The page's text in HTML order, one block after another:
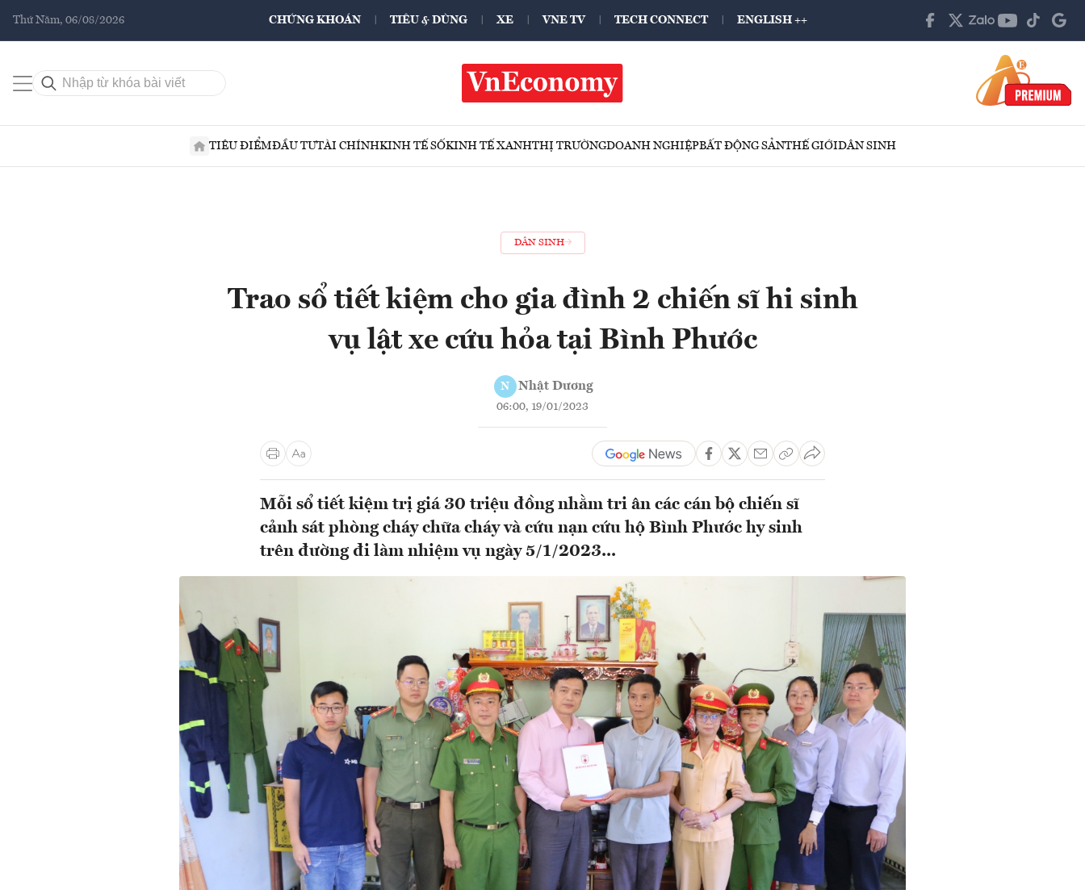
Thứ Năm, 06/08/2026 CHỨNG KHOÁN TIÊU & DÙNG XE VNE TV TECH CONNECT ENGLISH ++
TIÊU ĐIỂMĐẦU TƯTÀI CHÍNHKINH TẾ SỐKINH TẾ XANHTHỊ TRƯỜNGDOANH NGHIỆPBẤT ĐỘNG SẢNTHẾ GIỚIDÂN SINH
DÂN SINH
Trao sổ tiết kiệm cho gia đình 2 chiến sĩ hi sinh
vụ lật xe cứu hỏa tại Bình Phước
N Nhật Dương
06:00, 19/01/2023
Mỗi sổ tiết kiệm trị giá 30 triệu đồng nhằm tri ân các cán bộ chiến sĩ
cảnh sát phòng cháy chữa cháy và cứu nạn cứu hộ Bình Phước hy sinh
trên đường đi làm nhiệm vụ ngày 5/1/2023...